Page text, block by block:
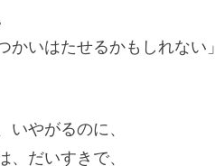
いはたせるかもしれない」
やがるのに、
、だいすきで、